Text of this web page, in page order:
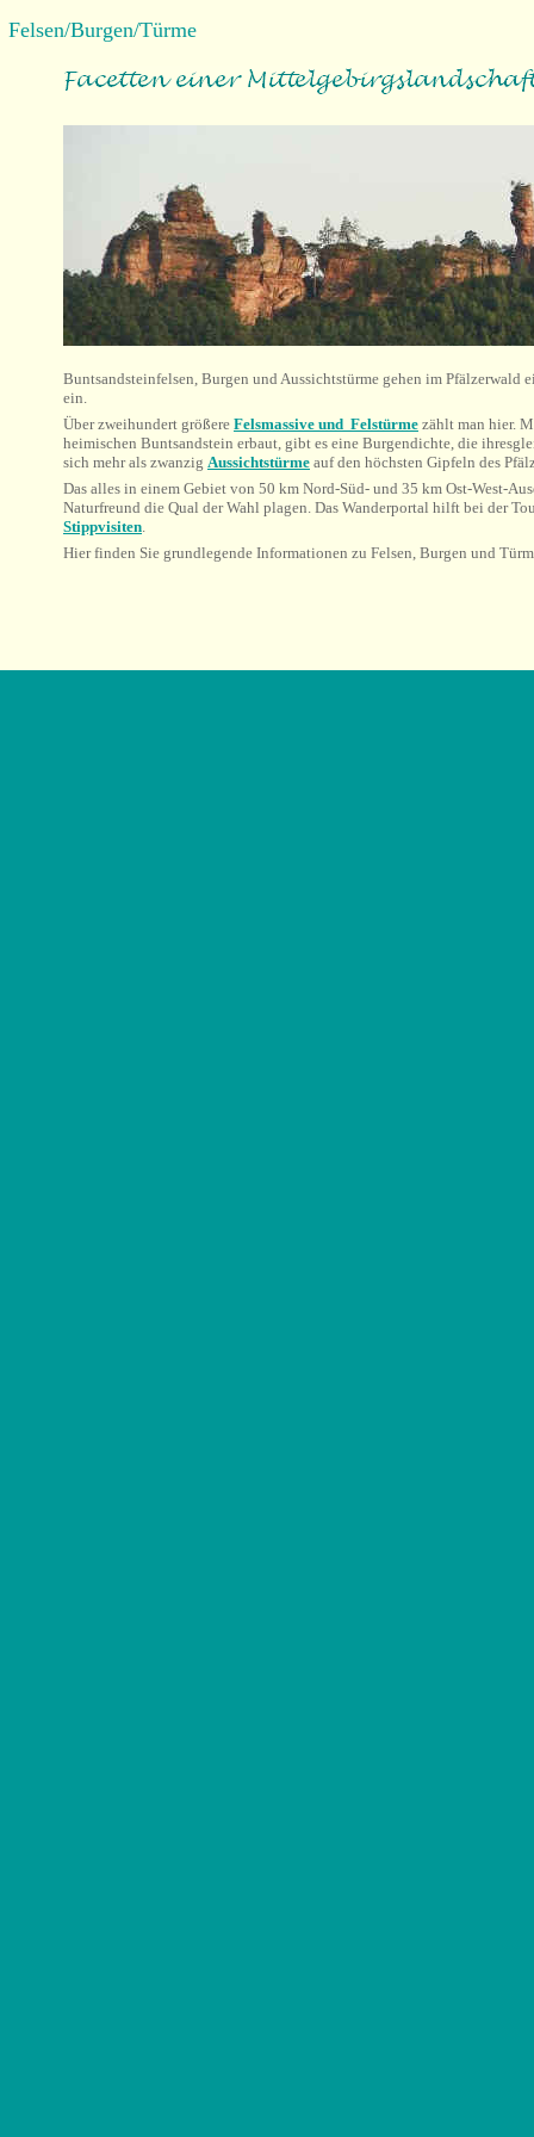
Felsen/Burgen/Türme
Buntsandsteinfelsen, Burgen und Aussichtstürme gehen im Pfälzerwald
ein.
Über zweihundert größere Felsmassive und Felstürme zählt man hier.
heimischen Buntsandstein erbaut, gibt es eine Burgendichte, die
sich mehr als zwanzig Aussichtstürme auf den höchsten Gipfeln des
Das alles in einem Gebiet von 50 km Nord-Süd- und 35 km Ost-West-
Naturfreund die Qual der Wahl plagen. Das Wanderportal hilft bei der
Stippvisiten.
Hier finden Sie grundlegende Informationen zu Felsen, Burgen und